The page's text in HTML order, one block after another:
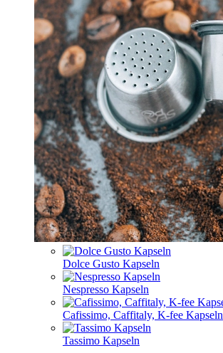
Dolce Gusto Kapseln
Nespresso Kapseln
Cafissimo, Caffitaly, K-fee Kapseln
Tassimo Kapseln